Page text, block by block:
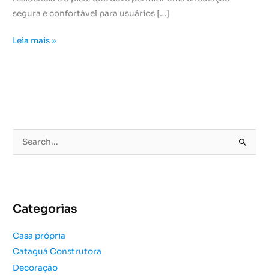
segura e confortável para usuários […]
Leia mais »
e
i
a
r
p
Categorias
Casa própria
Cataguá Construtora
Decoração